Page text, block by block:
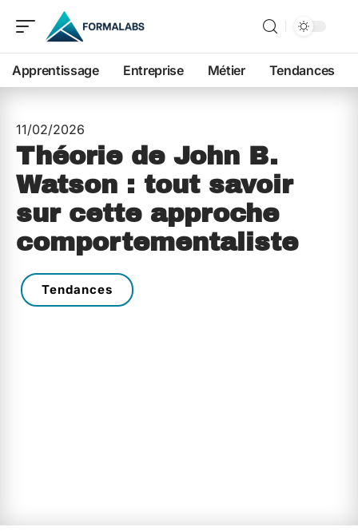
Apprentissage Entreprise Métier Tendances
11/02/2026
Théorie de John B.
Watson : tout savoir
sur cette approche
comportementaliste
Tendances